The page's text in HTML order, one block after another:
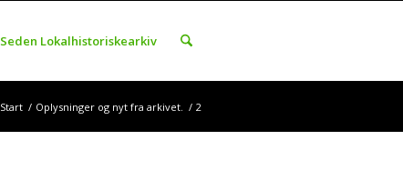
Seden Lokalhistoriskearkiv
Start / Oplysninger og nyt fra arkivet. / 2